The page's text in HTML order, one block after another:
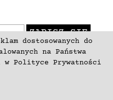
dostosowanych do
na Państwa
w Polityce Prywatności
ZAPISZ SIĘ